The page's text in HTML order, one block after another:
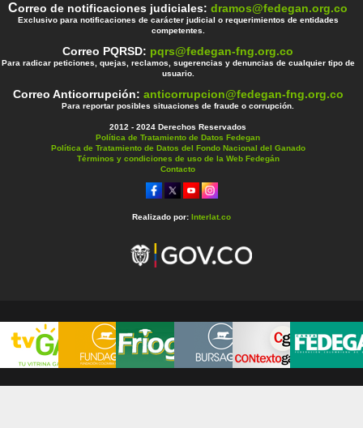
Correo de notificaciones judiciales:dramos@fedegan.org.co
Exclusivo para notificaciones de carácter judicial o requerimientos de entidades
competentes.
Correo PQRSD: pqrs@fedegan-fng.org.co
Para radicar peticiones, quejas, reclamos, sugerencias y denuncias de cualquier tipo de
usuario.
Correo Anticorrupción: anticorrupcion@fedegan-fng.org.co
Para reportar posibles situaciones de fraude o corrupción.
2012 - 2024 Derechos Reservados
Política de Tratamiento de Datos Fedegan
Política de Tratamiento de Datos del Fondo Nacional del Ganado
Términos y condiciones de uso de la Web Fedegán
Contacto
Realizado por: Interlat.co